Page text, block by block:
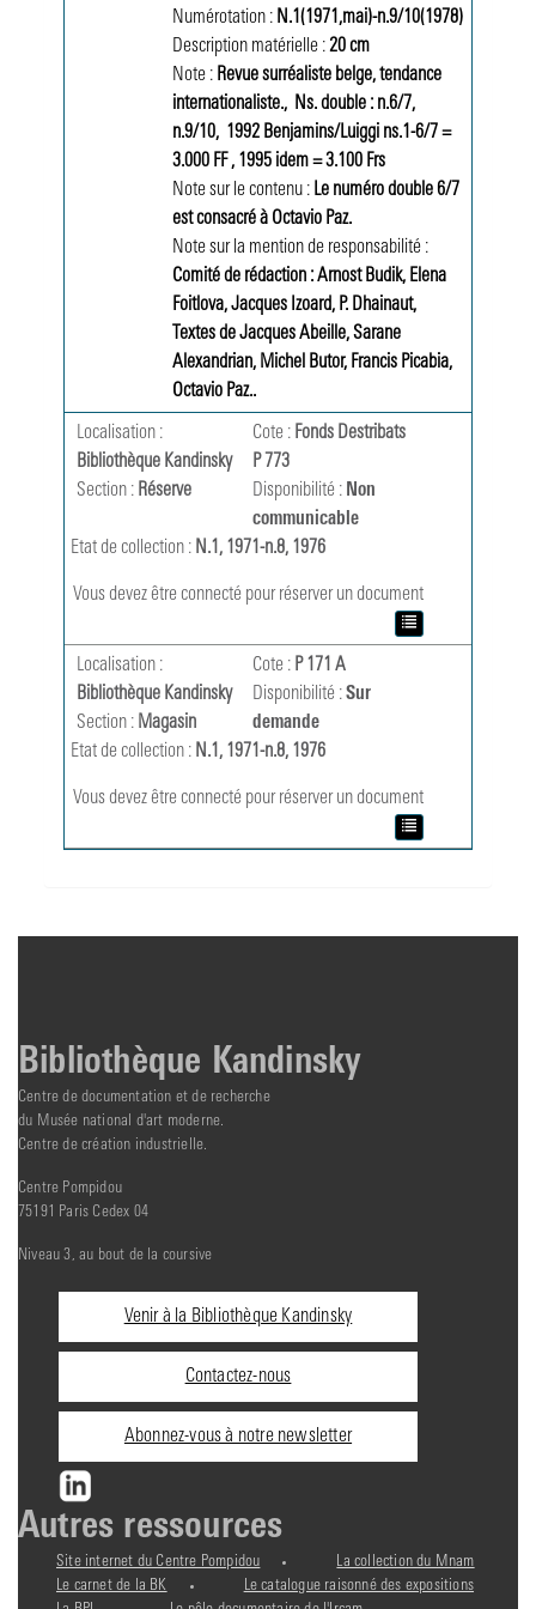
Numérotation : N.1(1971,mai)-n.9/10(1978)
Description matérielle : 20 cm
Note : Revue surréaliste belge, tendance
internationaliste., Ns. double : n.6/7,
n.9/10, 1992 Benjamins/Luiggi ns.1-6/7 =
3.000 FF , 1995 idem = 3.100 Frs
Note sur le contenu : Le numéro double 6/7
est consacré à Octavio Paz.
Note sur la mention de responsabilité :
Comité de rédaction : Arnost Budik, Elena
Foitlova, Jacques Izoard, P. Dhainaut
Textes de Jacques Abeille, Sarane
Alexandrian, Michel Butor, Francis Picabia,
Octavio Paz..
Localisation :
Bibliothèque Kandinsky
Section : Réserve
Cote : Fonds Destribats
P 773
Disponibilité : Non
communicable
Etat de collection : N.1, 1971-n.8, 1976
Vous devez être connecté pour réserver un document
Localisation :
Bibliothèque Kandinsky
Section : Magasin
Cote : P 171 A
Disponibilité : Sur
demande
Etat de collection : N.1, 1971-n.8, 1976
Vous devez être connecté pour réserver un document
Bibliothèque Kandinsky
Centre de documentation et de recherche
du Musée national d'art moderne.
Centre de création industrielle.
Centre Pompidou
75191 Paris Cedex 04
Niveau 3, au bout de la coursive
Informations
pratiques
Venir à la Bibliothèque Kandinsky
Contactez-nous
Abonnez-vous à notre newsletter
Autres ressources
Site internet du Centre Pompidou
La collection du Mnam
Le carnet de la BK
Le catalogue raisonné des expositions